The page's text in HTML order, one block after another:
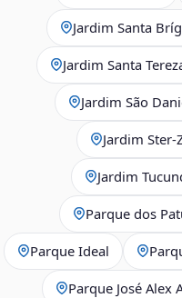
Jardim Santa
Jardim Santa
Jardim São
Jardim
Jardim
Parque dos
Parque Ideal
Parque José Alex